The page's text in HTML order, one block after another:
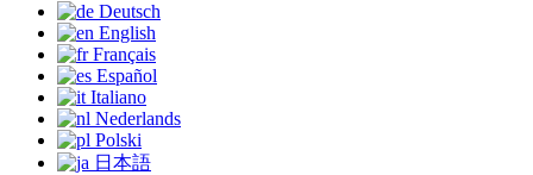
Deutsch
English
Français
Español
Italiano
Nederlands
Polski
日本語